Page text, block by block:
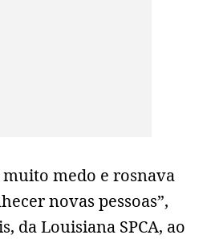
muito medo e rosnava
novas pessoas”,
da Louisiana SPCA, ao